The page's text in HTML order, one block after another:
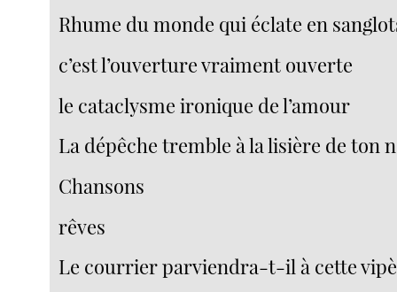
Rhume du monde qui éclate en
c’est l’ouverture vraiment ouverte
le cataclysme ironique de l’amour
La dépêche tremble à la lisière de ton
Chansons
rêves
Le courrier parviendra-t-il à cette